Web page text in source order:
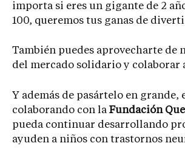
importa si eres un gigante de 2
100, queremos tus ganas de
También puedes aprovecharte de
del mercado solidario y colaborar
Y además de pasártelo en grande,
colaborando con la Fundación
pueda continuar desarrollando
ayuden a niños con trastornos